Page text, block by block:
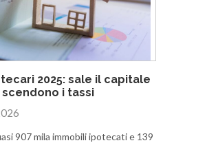
2025: sale il capitale
i tassi
907 mila immobili ipotecati e 139